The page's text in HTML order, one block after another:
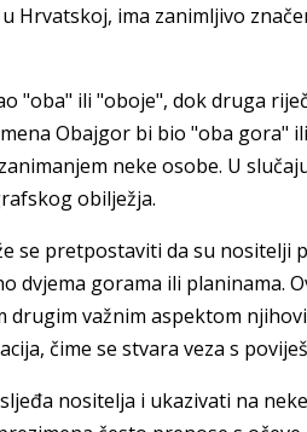
Hrvatskoj, ima zanimljivo
"oba" ili "oboje", dok druga
Obajgor bi bio "oba gora"
neke osobe. U
obilježja.
se pretpostaviti da su nositelji
dvjema gorama ili planinama.
važnim aspektom
čime se stvara veza s
nositelja i ukazivati na